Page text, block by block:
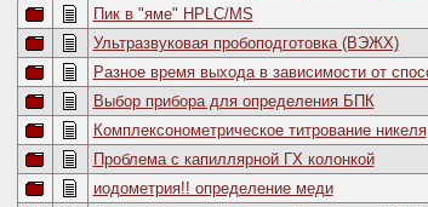
Пик в "яме" HPLC/MS
Ультразвуковая пробоподготовка (ВЭЖХ)
Разное время выхода в зависимости от
Выбор прибора для определения БПК
Комплексонометрическое титрование никеля
Проблема с капиллярной ГХ колонкой
иодометрия!! определение меди